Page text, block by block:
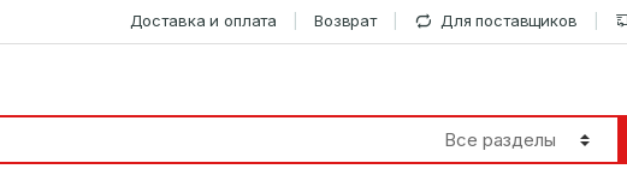
Доставка и оплата Возврат Для поставщиков